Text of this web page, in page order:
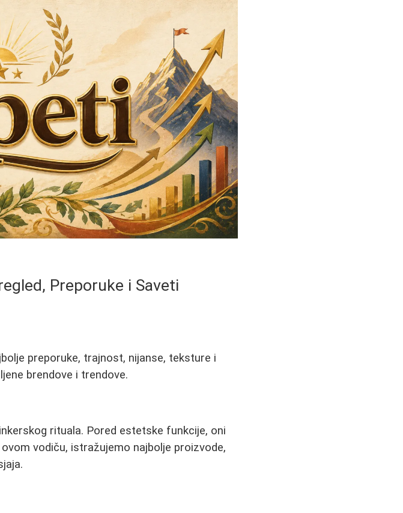
Preporuke i Saveti
preporuke, trajnost, nijanse, teksture i
brendove i trendove.
rituala. Pored estetske funkcije, oni
vodiču, istražujemo najbolje proizvode,